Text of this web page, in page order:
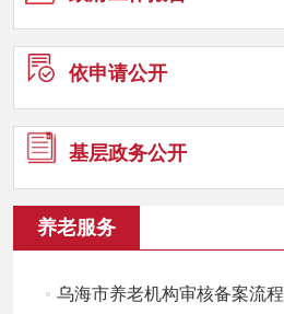
依申请公开
基层政务公开
养老服务
乌海市养老机构审核备案流程